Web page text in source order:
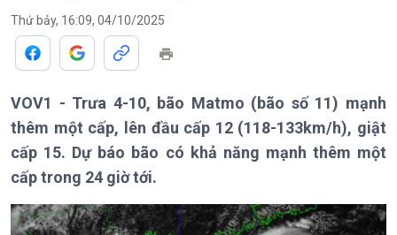
Giới thiệu
Thời sự
Thời sự 6h
Thời sự 12h
Thời sự 21h30
Bản tin
Thứ bảy, 16:09, 04/10/2025
VOV1 - Trưa 4-10, bão Matmo (bão số 11) mạnh
thêm một cấp, lên đầu cấp 12 (118-133km/h), giật
cấp 15. Dự báo bão có khả năng mạnh thêm một
cấp trong 24 giờ tới.